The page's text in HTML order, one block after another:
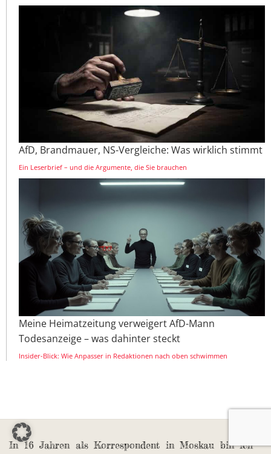
AfD, Brandmauer, NS-Vergleiche: Was wirklich stimmt
Ein Leserbrief – und die Argumente, die Sie brauchen
Meine Heimatzeitung verweigert AfD-Mann
Todesanzeige – was dahinter steckt
Insider-Blick: Wie Anpasser in Redaktionen nach oben schwimmen
In 16 Jahren als Korrespondent in Moskau bin ich